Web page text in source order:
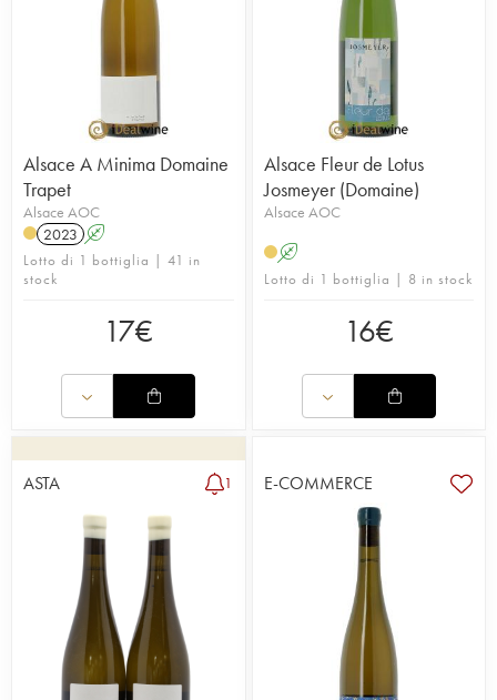
Alsace A Minima Domaine
Trapet
Alsace AOC
2023 A
Lotto di 1 bottiglia | 41 in
stock
17€
Alsace Fleur de Lotus
Josmeyer (Domaine)
Alsace AOC
A
Lotto di 1 bottiglia | 8 in stock
16€
ASTA 1 E-COMMERCE